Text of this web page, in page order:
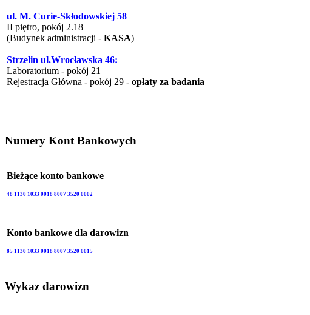
ul. M. Curie-Skłodowskiej 58
II piętro, pokój 2.18
(Budynek administracji - KASA)
Strzelin ul.Wrocławska 46:
Laboratorium - pokój 21
Rejestracja Główna - pokój 29 - opłaty za badania
Numery Kont Bankowych
Bieżące konto bankowe
48 1130 1033 0018 8007 3520 0002
Konto bankowe dla darowizn
85 1130 1033 0018 8007 3520 0015
Wykaz darowizn